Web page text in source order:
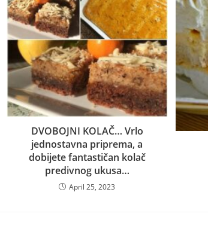
DVOBOJNI KOLAČ… Vrlo
jednostavna priprema, a
dobijete fantastičan kolač
predivnog ukusa…
April 25, 2023